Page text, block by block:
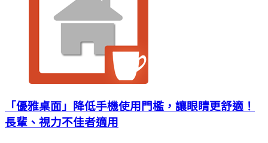
「優雅桌面」降低手機使用門檻，讓眼睛更舒適！
長輩、視力不佳者適用